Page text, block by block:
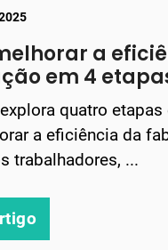
a
em 4
quatro
a eficiência da
trabalhadores, ...